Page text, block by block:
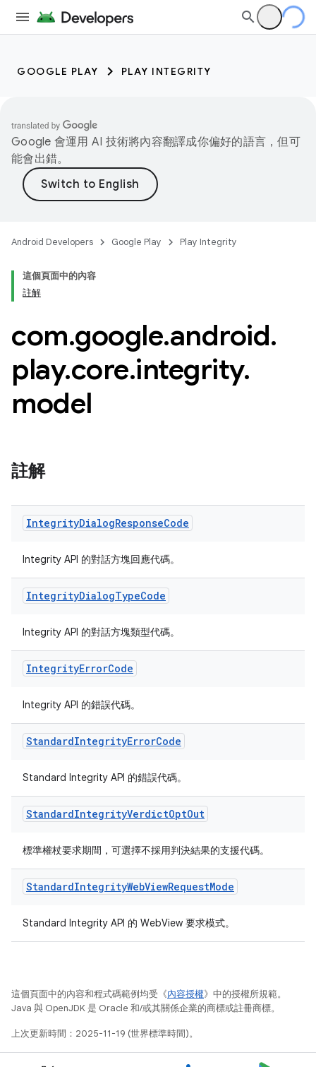
GOOGLE PLAY PLAY INTEGRITY
Google 會運用 AI 技術將內容翻譯成你偏好的語言，但可
能會出錯。
Android Developers Google Play Play Integrity
這個頁面中的內容
註解
com.google.android.
play.core.integrity.
model
註解
IntegrityDialogResponseCode
Integrity API 的對話方塊回應代碼。
IntegrityDialogTypeCode
Integrity API 的對話方塊類型代碼。
IntegrityErrorCode
Integrity API 的錯誤代碼。
StandardIntegrityErrorCode
Standard Integrity API 的錯誤代碼。
StandardIntegrityVerdictOptOut
標準權杖要求期間，可選擇不採用判決結果的支援代碼。
StandardIntegrityWebViewRequestMode
Standard Integrity API 的 WebView 要求模式。
這個頁面中的內容和程式碼範例均受《內容授權》中的授權所規範。
Java 與 OpenJDK 是 Oracle 和/或其關係企業的商標或註冊商標。
上次更新時間：2025-11-19 (世界標準時間)。